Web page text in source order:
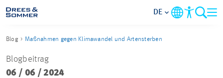
DE
Blog Maßnahmen gegen Klimawandel und Artensterben
Blogbeitrag
06 / 06 / 2024